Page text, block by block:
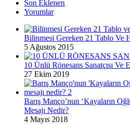
Son Eklenen
Yorumlar
Bilinmesi Gereken 21 Tablo Ve
5 Ağustos 2015
10 Ünlü Rönesans Sanatçısı Ve
27 Ekim 2019
Barış Manço’nun ‘Kayaların
Mesajı Nedir?
4 Mayıs 2018